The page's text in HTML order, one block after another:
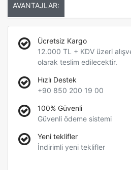
AVANTAJLAR:
Ücretsiz Kargo
12.000 TL + KDV üzeri
olarak teslim edilecektir.
Hızlı Destek
+90 850 200 19 00
100% Güvenli
Güvenli ödeme sistemi
Yeni teklifler
İndirimli yeni teklifler